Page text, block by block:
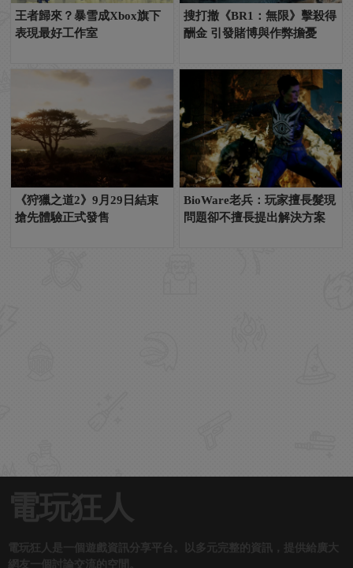
王者歸來？暴雪成Xbox旗下
表現最好工作室
搜打撤《BR1：無限》擊殺得
酬金 引發賭博與作弊擔憂
《狩獵之道2》9月29日結束
搶先體驗正式發售
BioWare老兵：玩家擅長髮現
問題卻不擅長提出解決方案
電玩狂人
電玩狂人是一個遊戲資訊分享平台。以多元完整的資訊，提供給廣大
網友一個討論交流的空間。